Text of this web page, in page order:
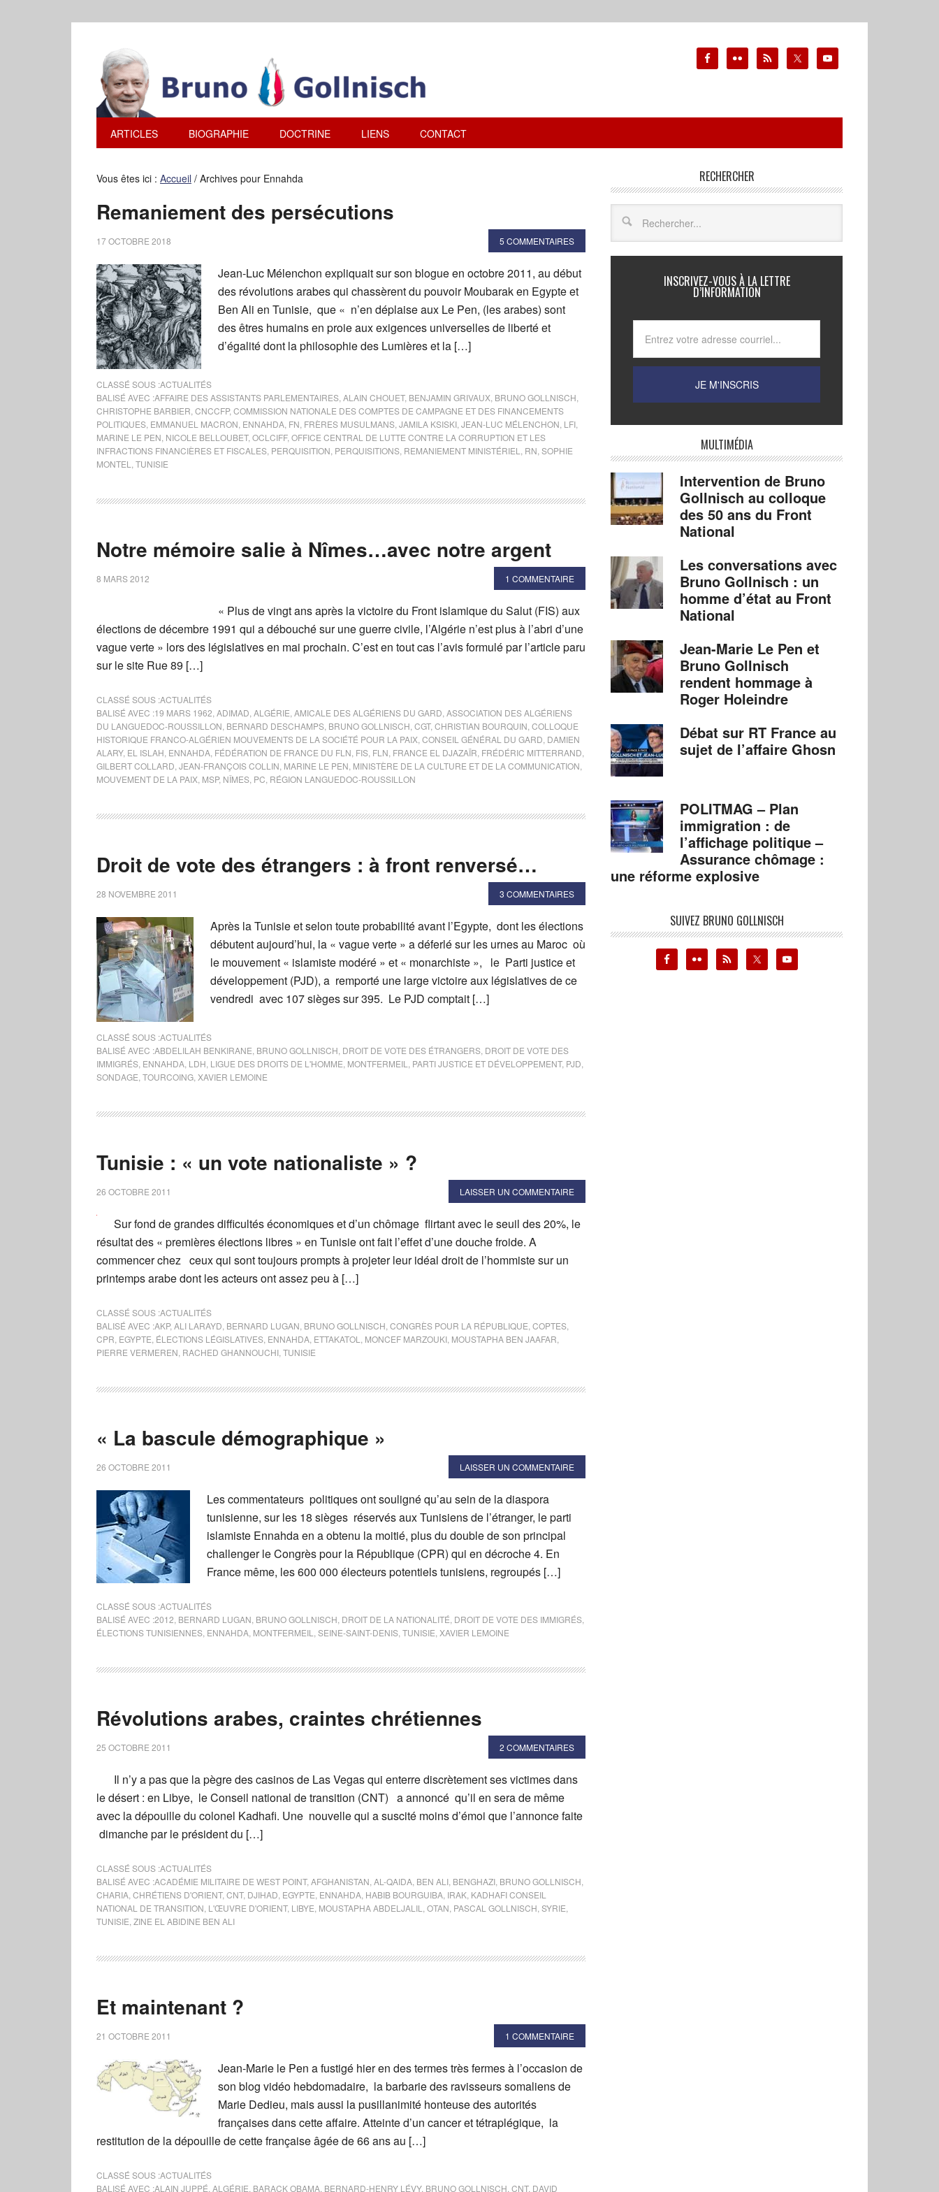
ARTICLES BIOGRAPHIE DOCTRINE LIENS CONTACT
Vous êtes ici : Accueil / Archives pour Ennahda
Remaniement des persécutions
17 OCTOBRE 2018 5 COMMENTAIRES
Jean-Luc Mélenchon expliquait sur son blogue en octobre 2011, au début
des révolutions arabes qui chassèrent du pouvoir Moubarak en Egypte et
Ben Ali en Tunisie, que « n’en déplaise aux Le Pen, (les arabes) sont
des êtres humains en proie aux exigences universelles de liberté et
d’égalité dont la philosophie des Lumières et la […]
CLASSÉ SOUS :ACTUALITÉS
BALISÉ AVEC :AFFAIRE DES ASSISTANTS PARLEMENTAIRES ALAIN CHOUET, BENJAMIN GRIVAUX BRUNO GOLLNISCH
CHRISTOPHE BARBIER CNCCFP, COMMISSION NATIONALE DES COMPTES DE CAMPAGNE ET DES FINANCEMENTS
POLITIQUES EMMANUEL MACRON ENNAHDA FN FRÈRES MUSULMANS JAMILA KSISKI JEAN-LUC MÉLENCHON LFI
MARINE LE PEN NICOLE BELLOUBET, OCLCIFF, OFFICE CENTRAL DE LUTTE CONTRE LA CORRUPTION ET LES
INFRACTIONS FINANCIÈRES ET FISCALES PERQUISITION PERQUISITIONS REMANIEMENT MINISTÉRIEL RN SOPHIE
MONTEL
TUNISIE
Notre mémoire salie à Nîmes…avec notre argent
8 MARS 2012 1 COMMENTAIRE
« Plus de vingt ans après la victoire du Front islamique du Salut (FIS) aux
élections de décembre 1991 qui a débouché sur une guerre civile, l’Algérie n’est plus à l’abri d’une
vague verte » lors des législatives en mai prochain. C’est en tout cas l’avis formulé par l’article paru
sur le site Rue 89 […]
CLASSÉ SOUS :ACTUALITÉS
BALISÉ AVEC :19 MARS 1962 ADIMAD ALGÉRIE AMICALE DES ALGÉRIENS DU GARD ASSOCIATION DES ALGÉRIENS
DU LANGUEDOC-ROUSSILLON BERNARD DESCHAMPS BRUNO GOLLNISCH CGT, CHRISTIAN BOURQUIN COLLOQUE
HISTORIQUE FRANCO-ALGÉRIEN MOUVEMENTS DE LA SOCIÉTÉ POUR LA PAIX CONSEIL GÉNÉRAL DU GARD DAMIEN
ALARY, EL ISLAH ENNAHDA FÉDÉRATION DE FRANCE DU FLN FIS FLN FRANCE EL DJAZAÏR FRÉDÉRIC MITTERRAND
GILBERT COLLARD JEAN-FRANÇOIS COLLIN MARINE LE PEN MINISTÈRE DE LA CULTURE ET DE LA COMMUNICATION
MOUVEMENT DE LA PAIX MSP, NÎMES PC RÉGION LANGUEDOC-ROUSSILLON
Droit de vote des étrangers : à front renversé…
28 NOVEMBRE 2011 3 COMMENTAIRES
Après la Tunisie et selon toute probabilité avant l’Egypte, dont les élections
débutent aujourd’hui, la « vague verte » a déferlé sur les urnes au Maroc où
le mouvement « islamiste modéré » et « monarchiste », le Parti justice et
développement (PJD), a remporté une large victoire aux législatives de ce
vendredi avec 107 sièges sur 395. Le PJD comptait […]
CLASSÉ SOUS :ACTUALITÉS
BALISÉ AVEC :ABDELILAH BENKIRANE BRUNO GOLLNISCH DROIT DE VOTE DES ÉTRANGERS DROIT DE VOTE DES
IMMIGRÉS ENNAHDA LDH LIGUE DES DROITS DE L'HOMME MONTFERMEIL PARTI JUSTICE ET DÉVELOPPEMENT, PJD
SONDAGE TOURCOING XAVIER LEMOINE
Tunisie : « un vote nationaliste » ?
26 OCTOBRE 2011 LAISSER UN COMMENTAIRE
Sur fond de grandes difficultés économiques et d’un chômage flirtant avec le seuil des 20%, le
résultat des « premières élections libres » en Tunisie ont fait l’effet d’une douche froide. A
commencer chez ceux qui sont toujours prompts à projeter leur idéal droit de l’hommiste sur un
printemps arabe dont les acteurs ont assez peu à […]
CLASSÉ SOUS :ACTUALITÉS
BALISÉ AVEC :AKP, ALI LARAYD BERNARD LUGAN BRUNO GOLLNISCH CONGRÈS POUR LA RÉPUBLIQUE COPTES
CPR EGYPTE ÉLECTIONS LÉGISLATIVES ENNAHDA ETTAKATOL MONCEF MARZOUKI MOUSTAPHA BEN JAAFAR
PIERRE VERMEREN RACHED GHANNOUCHI TUNISIE
« La bascule démographique »
26 OCTOBRE 2011 LAISSER UN COMMENTAIRE
Les commentateurs politiques ont souligné qu’au sein de la diaspora
tunisienne, sur les 18 sièges réservés aux Tunisiens de l’étranger, le parti
islamiste Ennahda en a obtenu la moitié, plus du double de son principal
challenger le Congrès pour la République (CPR) qui en décroche 4. En
France même, les 600 000 électeurs potentiels tunisiens, regroupés […]
CLASSÉ SOUS :ACTUALITÉS
BALISÉ AVEC :2012 BERNARD LUGAN BRUNO GOLLNISCH DROIT DE LA NATIONALITÉ DROIT DE VOTE DES IMMIGRÉS
ÉLECTIONS TUNISIENNES ENNAHDA MONTFERMEIL SEINE-SAINT-DENIS TUNISIE XAVIER LEMOINE
Révolutions arabes, craintes chrétiennes
25 OCTOBRE 2011 2 COMMENTAIRES
Il n’y a pas que la pègre des casinos de Las Vegas qui enterre discrètement ses victimes dans
le désert : en Libye, le Conseil national de transition (CNT) a annoncé qu’il en sera de même
avec la dépouille du colonel Kadhafi. Une nouvelle qui a suscité moins d’émoi que l’annonce faite
dimanche par le président du […]
CLASSÉ SOUS :ACTUALITÉS
BALISÉ AVEC :ACADÉMIE MILITAIRE DE WEST POINT, AFGHANISTAN AL-QAIDA BEN ALI BENGHAZI BRUNO GOLLNISCH
CHARIA CHRÉTIENS D'ORIENT, CNT, DJIHAD EGYPTE ENNAHDA HABIB BOURGUIBA IRAK KADHAFI CONSEIL
NATIONAL DE TRANSITION L'ŒUVRE D'ORIENT, LIBYE MOUSTAPHA ABDELJALIL OTAN PASCAL GOLLNISCH SYRIE
TUNISIE ZINE EL ABIDINE BEN ALI
Et maintenant ?
21 OCTOBRE 2011 1 COMMENTAIRE
Jean-Marie le Pen a fustigé hier en des termes très fermes à l’occasion de
son blog vidéo hebdomadaire, la barbarie des ravisseurs somaliens de
Marie Dedieu, mais aussi la pusillanimité honteuse des autorités
françaises dans cette affaire. Atteinte d’un cancer et tétraplégique, la
restitution de la dépouille de cette française âgée de 66 ans au […]
CLASSÉ SOUS :ACTUALITÉS
BALISÉ AVEC :ALAIN JUPPÉ ALGÉRIE BARACK OBAMA BERNARD-HENRY LÉVY, BRUNO GOLLNISCH CNT, DAVID
RECHERCHER
INSCRIVEZ-VOUS À LA LETTRE
D’INFORMATION
MULTIMÉDIA
Intervention de Bruno
Gollnisch au colloque
des 50 ans du Front
National
Les conversations avec
Bruno Gollnisch : un
homme d’état au Front
National
Jean-Marie Le Pen et
Bruno Gollnisch
rendent hommage à
Roger Holeindre
Débat sur RT France au
sujet de l’affaire Ghosn
POLITMAG – Plan
immigration : de
l’affichage politique –
Assurance chômage :
une réforme explosive
SUIVEZ BRUNO GOLLNISCH